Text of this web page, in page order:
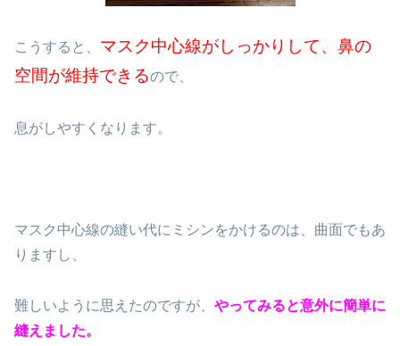
こうすると、 マスク中心線がしっかりして、鼻の
空間が維持できるので、
息がしやすくなります。
マスク中心線の縫い代にミシンをかけるのは、曲面でもあ
りますし、
難しいように思えたのですが、 やってみると意外に簡単に
縫えました。